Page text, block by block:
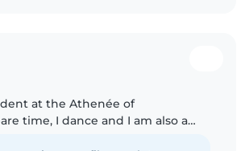
at the Athenée of
time, I dance and I am also a